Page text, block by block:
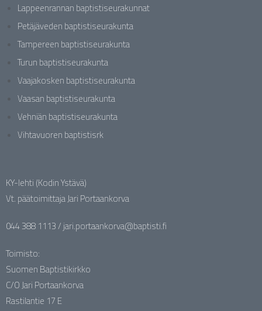
Lappeenrannan baptistiseurakunnat
Petäjäveden baptistiseurakunta
Tampereen baptistiseurakunta
Turun baptistiseurakunta
Vaajakosken baptistiseurakunta
Vaasan baptistiseurakunta
Vehniän baptistiseurakunta
Vihtavuoren baptistisrk
KY-lehti (Kodin Ystävä)
Vt. päätoimittaja Jari Portaankorva
044 388 1113 / jari.portaankorva@baptisti.fi
Toimisto:
Suomen Baptistikirkko
C/O Jari Portaankorva
Rastilantie 17 E